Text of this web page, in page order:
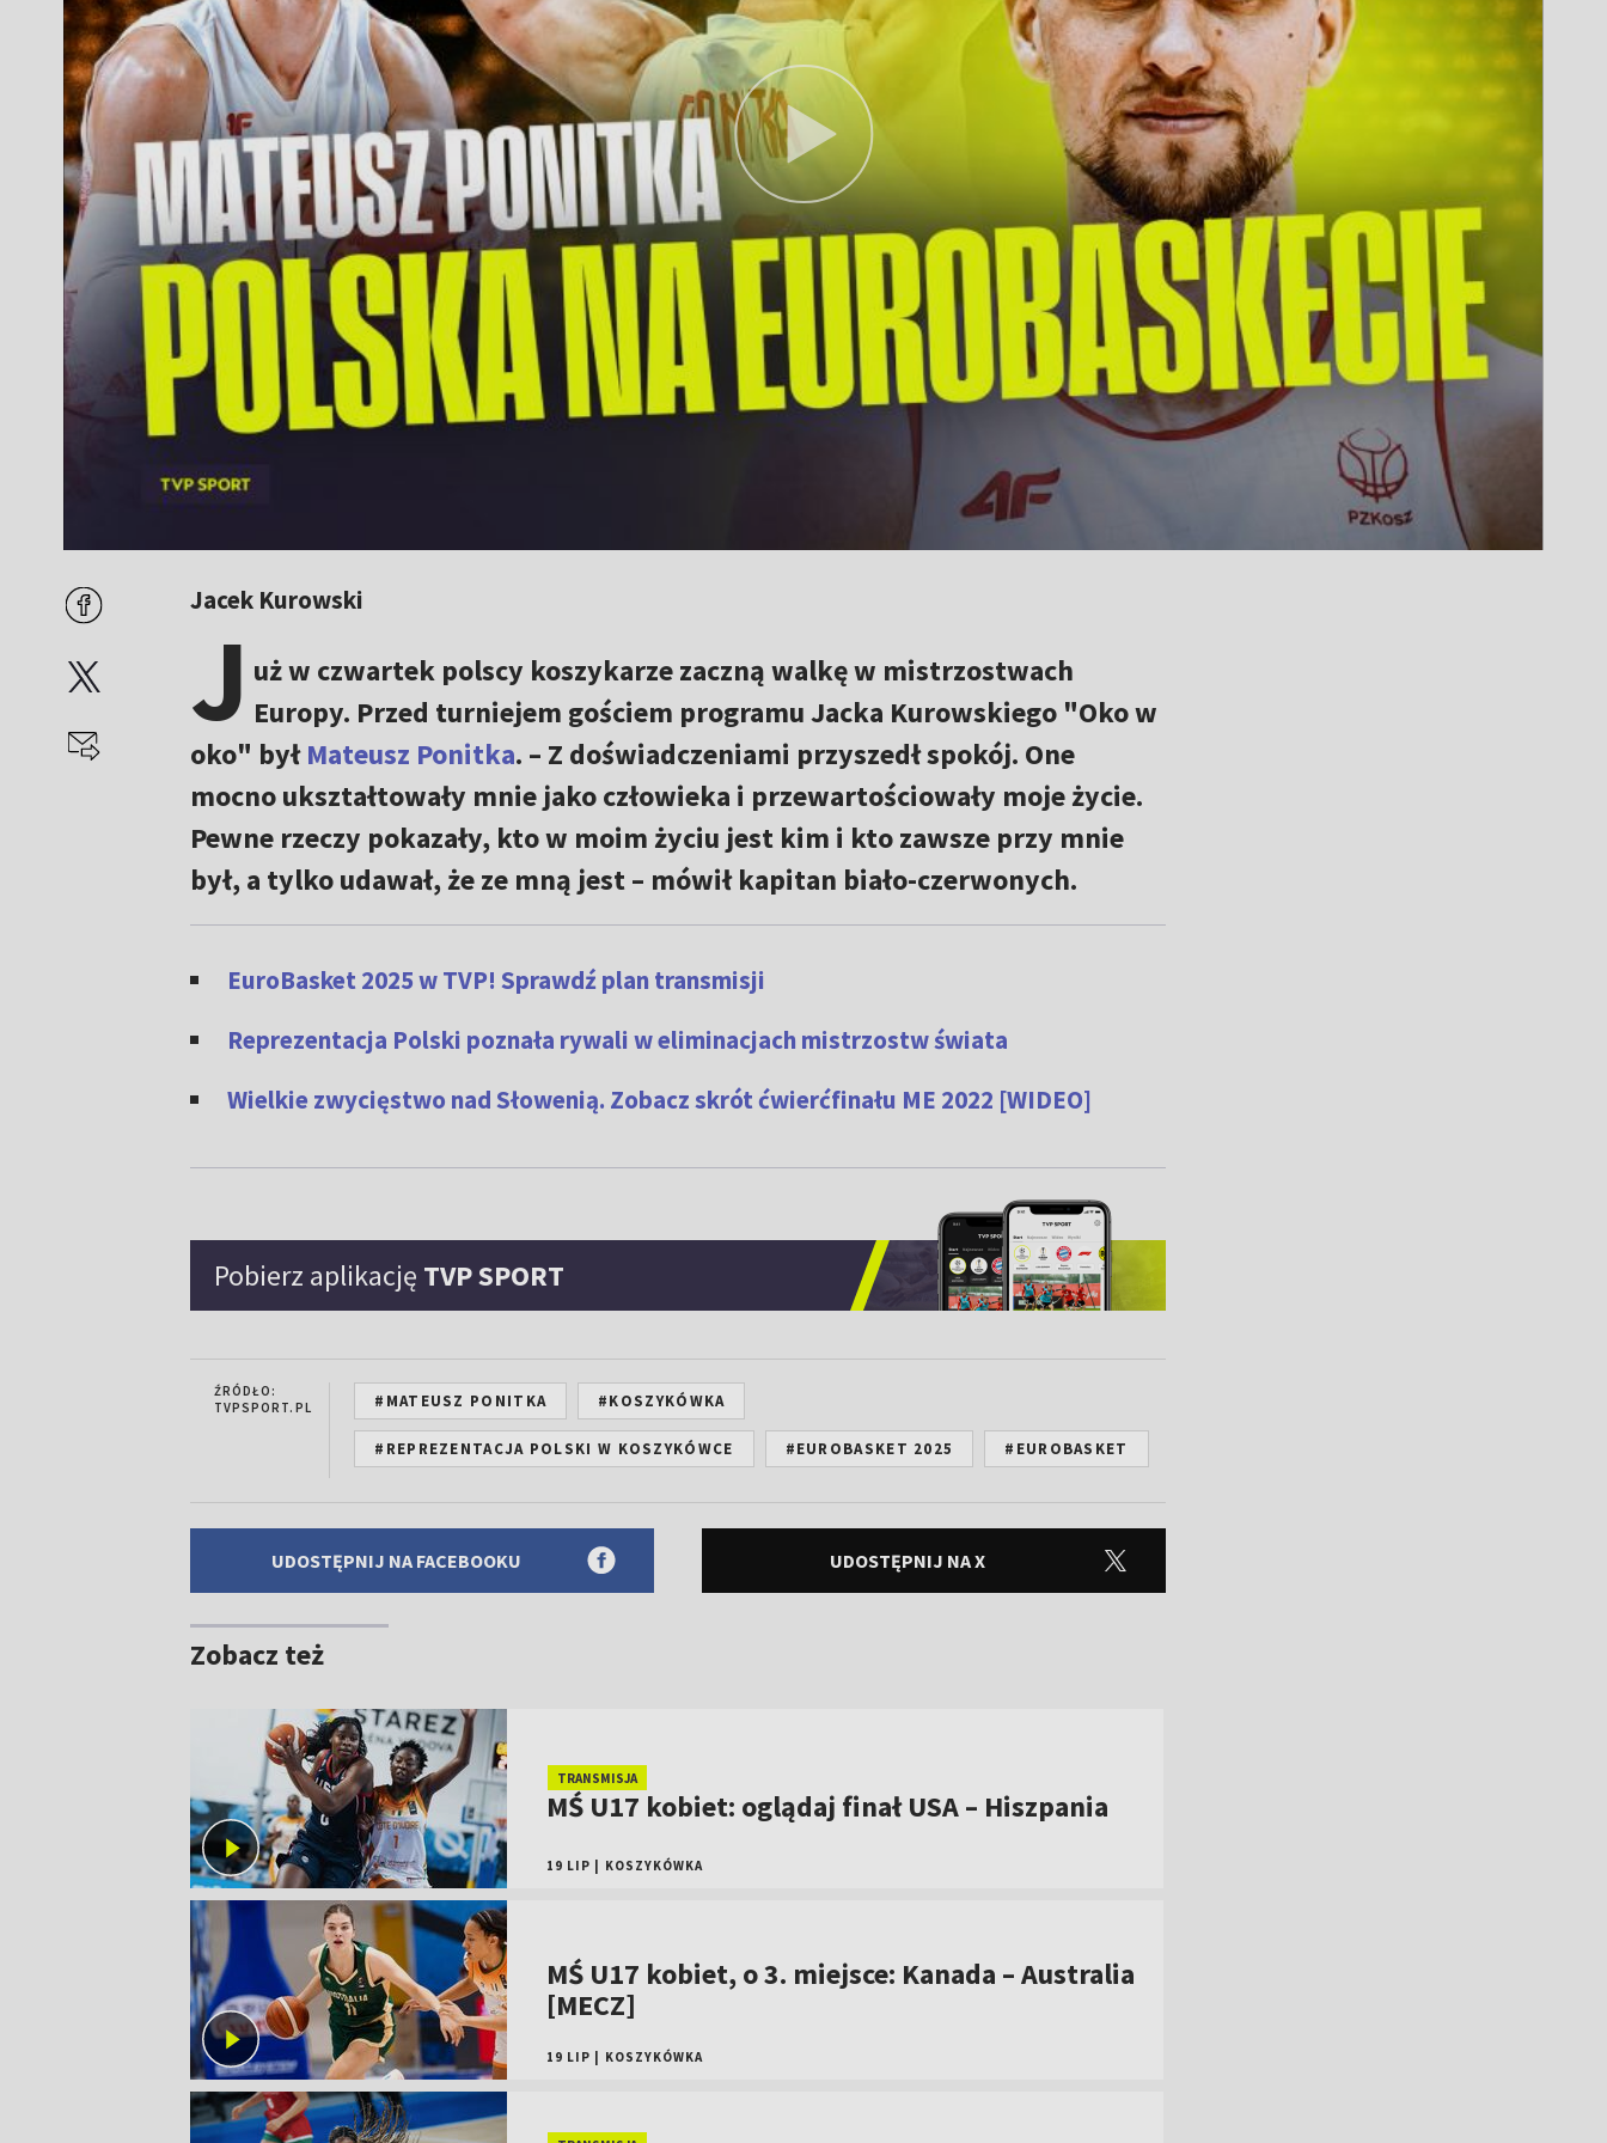
Jacek Kurowski
J uż w czwartek polscy koszykarze zaczną walkę w mistrzostwach
Europy. Przed turniejem gościem programu Jacka Kurowskiego "Oko w
oko" byłMateusz Ponitka. – Z doświadczeniami przyszedł spokój. One
mocno ukształtowały mnie jako człowieka i przewartościowały moje życie.
Pewne rzeczy pokazały, kto w moim życiu jest kim i kto zawsze przy mnie
był, a tylko udawał, że ze mną jest – mówił kapitan biało-czerwonych.
EuroBasket 2025 w TVP! Sprawdź plan transmisji
Reprezentacja Polski poznała rywali w eliminacjach mistrzostw świata
Wielkie zwycięstwo nad Słowenią. Zobacz skrót ćwierćfinału ME 2022 [WIDEO]
Pobierz aplikację TVP SPORT
ŹRÓDŁO:
TVPSPORT.PL
#MATEUSZ PONITKA #KOSZYKÓWKA
#REPREZENTACJA POLSKI W KOSZYKÓWCE #EUROBASKET 2025 #EUROBASKET
UDOSTĘPNIJ NA FACEBOOKU UDOSTĘPNIJ NA X
Zobacz też
TRANSMISJA
MŚ U17 kobiet: oglądaj finał USA – Hiszpania
19 LIP KOSZYKÓWKA
MŚ U17 kobiet, o 3. miejsce: Kanada – Australia
[MECZ]
19 LIP KOSZYKÓWKA